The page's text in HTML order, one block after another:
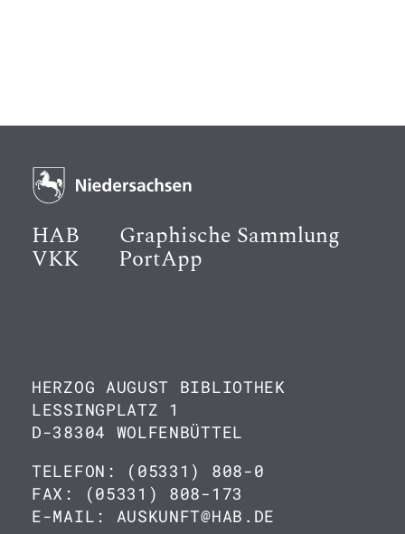
HAB Graphische Sammlung
VKK PortApp
HERZOG AUGUST BIBLIOTHEK
LESSINGPLATZ 1
D-38304 WOLFENBÜTTEL
TELEFON: (05331) 808-0
FAX: (05331) 808-173
E-MAIL: AUSKUNFT@HAB.DE